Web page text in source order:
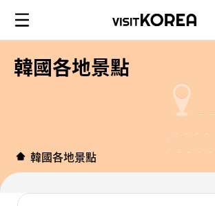
韓國各地景點
韓國各地景點